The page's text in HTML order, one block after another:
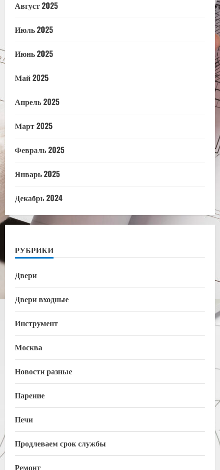
Август 2025
Июль 2025
Июнь 2025
Май 2025
Апрель 2025
Март 2025
Февраль 2025
Январь 2025
Декабрь 2024
РУБРИКИ
Двери
Двери входные
Инструмент
Москва
Новости разные
Парение
Печи
Продлеваем срок службы
Ремонт